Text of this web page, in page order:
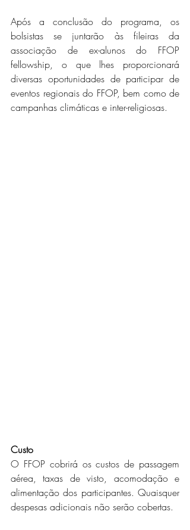
Após a conclusão do programa, os
bolsistas se juntarão às fileiras da
associação de ex-alunos do FFOP
fellowship, o que lhes proporcionará
diversas oportunidades de participar de
eventos regionais do FFOP, bem como de
campanhas climáticas e inter-religiosas.
Custo
O FFOP cobrirá os custos de passagem
aérea, taxas de visto, acomodação e
alimentação dos participantes. Quaisquer
despesas adicionais não serão cobertas.